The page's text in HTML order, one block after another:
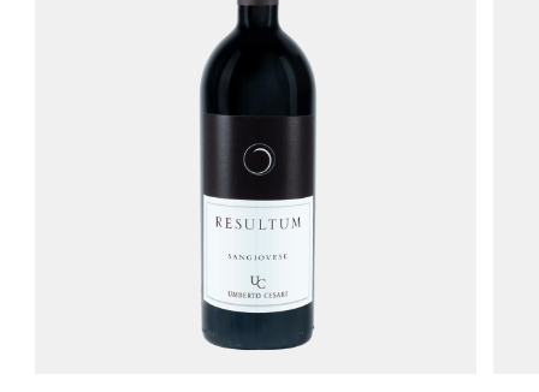
In che paese va spedito il vino?
ITALIA/SAN MARINO